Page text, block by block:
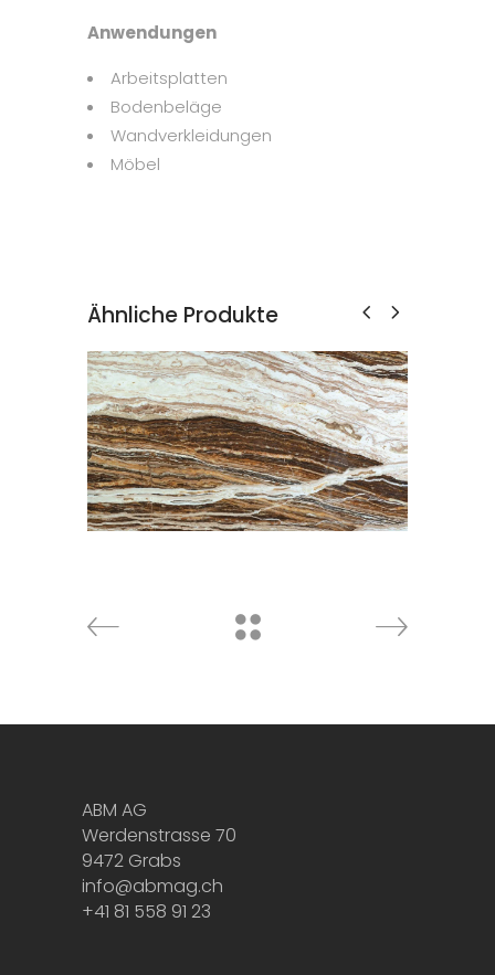
Anwendungen
Arbeitsplatten
Bodenbeläge
Wandverkleidungen
Möbel
Ähnliche Produkte
TRAVERTIN
Onyx
ABM AG
Werdenstrasse 70
9472 Grabs
info@abmag.ch
+41 81 558 91 23